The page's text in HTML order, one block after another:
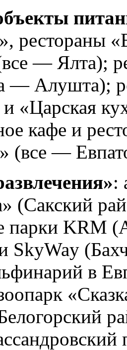
рестораны
— Ялта);
— Алушта);
и «Царская
кафе и
(все —
:
(Сакский
парки KRM
SkyWay
в